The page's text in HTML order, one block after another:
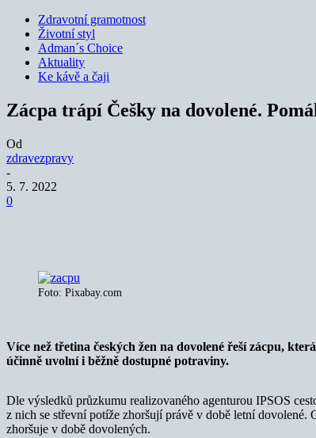
Zdravotní gramotnost
Životní styl
Adman´s Choice
Aktuality
Ke kávě a čaji
Zácpa trápí Češky na dovolené.
Od
zdravezpravy
-
5. 7. 2022
0
Foto: Pixabay.com
Více než třetina českých žen na dovolené řeší zácpu,
účinně uvolní i běžně dostupné potraviny.
Dle výsledků průzkumu realizovaného agenturou IPSOS
z nich se střevní potíže zhoršují právě v době letní
zhoršuje v době dovolených.